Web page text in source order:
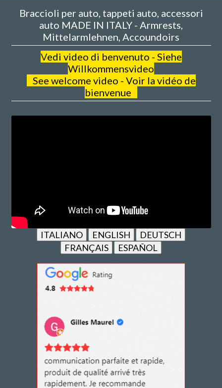
Braccioli per auto, tappeti auto, accessori
auto MADE IN ITALY - Armrests,
Mittelarmlehnen, Accoundoirs
Vedi video di benvenuto - Siehe
Willkommensvideo
See welcome video - Voir la vidéo de
bienvenue
ITALIANO ENGLISH
DEUTSCH
FRANÇAIS
ESPAÑOL